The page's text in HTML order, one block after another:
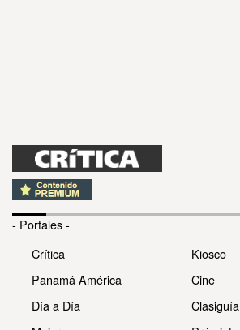
- Portales -
Crítica
Panamá América
Día a Día
Kiosco
Cine
Clasiguía